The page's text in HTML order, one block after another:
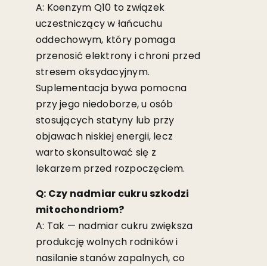
A: Koenzym Q10 to związek
uczestniczący w łańcuchu
oddechowym, który pomaga
przenosić elektrony i chroni przed
stresem oksydacyjnym.
Suplementacja bywa pomocna
przy jego niedoborze, u osób
stosujących statyny lub przy
objawach niskiej energii, lecz
warto skonsultować się z
lekarzem przed rozpoczęciem.
Q: Czy nadmiar cukru szkodzi
mitochondriom?
A: Tak — nadmiar cukru zwiększa
produkcję wolnych rodników i
nasilanie stanów zapalnych, co